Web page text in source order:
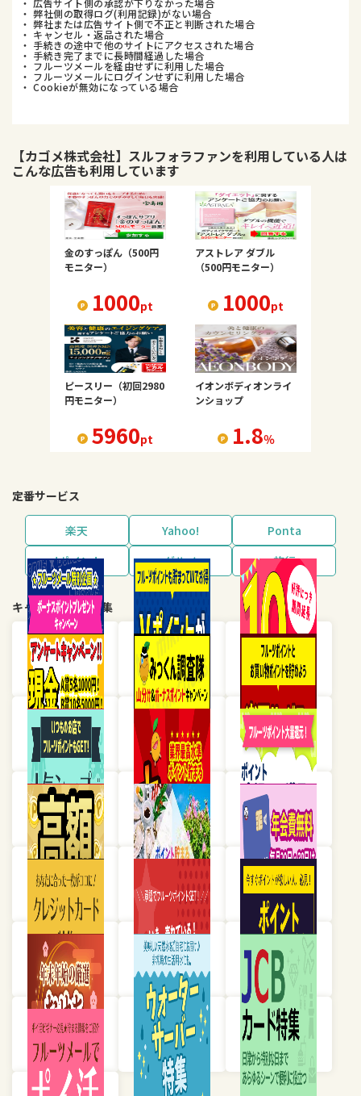
・ 広告サイト側の承認が下りなかった場合
・ 弊社側の取得ログ(利用記録)がない場合
・ 弊社または広告サイト側で不正と判断された場合
・ キャンセル・返品された場合
・ 手続きの途中で他のサイトにアクセスされた場合
・ 手続き完了までに長時間経過した場合
・ フルーツメールを経由せずに利用した場合
・ フルーツメールにログインせずに利用した場合
・ Cookieが無効になっている場合
【カゴメ株式会社】スルフォラファンを利用している人は
こんな広告も利用しています
金のすっぽん（500円
モニター）
1000pt
アストレア ダブル
（500円モニター）
1000pt
ピースリー（初回2980
円モニター）
5960pt
イオンボディオンライ
ンショップ
1.8％
定番サービス
楽天 Yahoo!
Ponta
dポイント
グルメ 旅行
キャンペーン・特集